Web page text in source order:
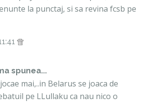
la punctaj, si sa revina fcsb pe
spunea...
mai,..in Belarus se joaca de
pe LLullaku ca nau nico o